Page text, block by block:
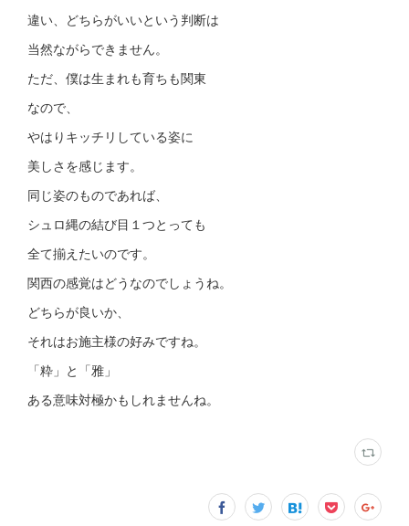
違い、どちらがいいという判断は
当然ながらできません。
ただ、僕は生まれも育ちも関東
なので、
やはりキッチリしている姿に
美しさを感じます。
同じ姿のものであれば、
シュロ縄の結び目１つとっても
全て揃えたいのです。
関西の感覚はどうなのでしょうね。
どちらが良いか、
それはお施主様の好みですね。
「粋」と「雅」
ある意味対極かもしれませんね。